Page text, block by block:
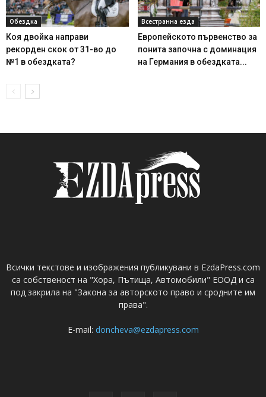
Обездка
Коя двойка направи
рекорден скок от 31-во до
№1 в обездката?
Всестранна езда
Европейското първенство за
понита започна с доминация
на Германия в обездката...
Всички текстове и изображения публикувани в EzdaPress.com
са собственост на "Хора, Пътища, Автомобили" ЕООД и са
под закрила на "Закона за авторското право и сродните им
права".
E-mail: doncheva@ezdapress.com